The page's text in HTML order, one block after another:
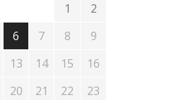
1
2
6 7 8
9
13 14 15
16
20 21 22
23